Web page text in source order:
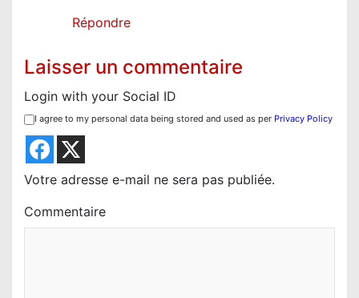
Répondre
Laisser un commentaire
Login with your Social ID
I agree to my personal data being stored and used as per Privacy Policy
Votre adresse e-mail ne sera pas publiée.
Commentaire